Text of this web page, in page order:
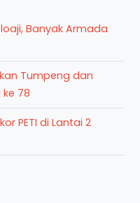
Banyak Armada
Tumpeng dan
ke 78
PETI di Lantai 2